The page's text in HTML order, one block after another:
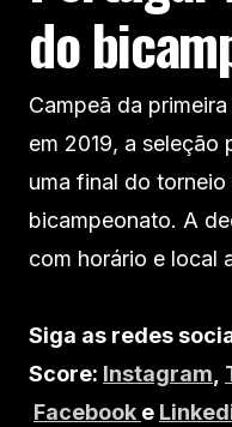
do
Campeã da
em 2019, a seleção
uma final do
bicampeonato. A
com horário e local
Siga as redes
Score: Instagram,
Facebook e